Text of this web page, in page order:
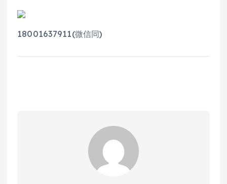
18001637911(微信同)